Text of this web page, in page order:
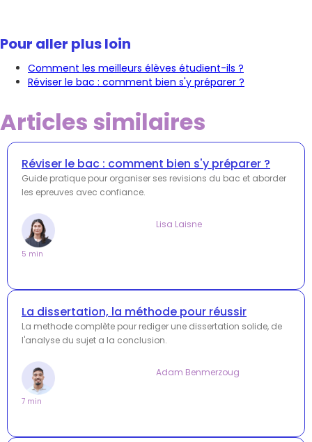
Pour aller plus loin
Comment les meilleurs élèves étudient-ils ?
Réviser le bac : comment bien s'y préparer ?
Articles similaires
Réviser le bac : comment bien s'y préparer ?
Guide pratique pour organiser ses revisions du bac et aborder
les epreuves avec confiance.
Lisa Laisne
5 min
La dissertation, la méthode pour réussir
La methode complète pour rediger une dissertation solide, de
l'analyse du sujet a la conclusion.
Adam Benmerzoug
7 min